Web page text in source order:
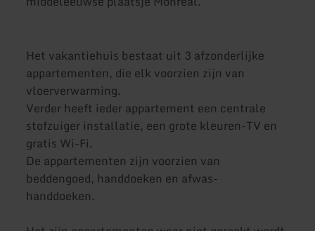
Het vakantiehuis bestaat uit 3 afzonderlijke
appartementen, die elk voorzien zijn van
vloerverwarming.
Verder heeft ieder appartement een centrale
stofzuiger installatie, een grote kleuren-TV en
gratis Wi-Fi.
De appartementen zijn voorzien van
beddengoed, handdoeken en afwas-
handdoeken.